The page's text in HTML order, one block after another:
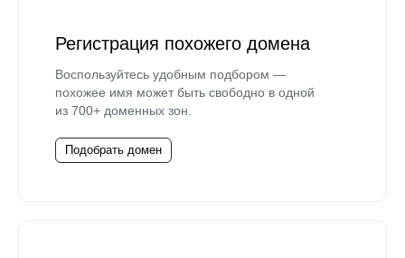
Регистрация похожего домена
Воспользуйтесь удобным подбором —
похожее имя может быть свободно в одной
из 700+ доменных зон.
Подобрать домен